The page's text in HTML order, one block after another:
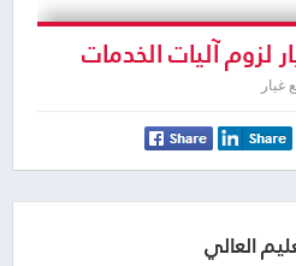
لزوم آليات الخدمات
العالي